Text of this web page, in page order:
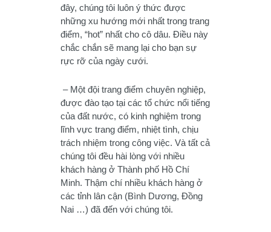
đây, chúng tôi luôn ý thức được
những xu hướng mới nhất trong trang
điểm, “hot” nhất cho cô dâu. Điều này
chắc chắn sẽ mang lại cho bạn sự
rực rỡ của ngày cưới.
– Một đội trang điểm chuyên nghiệp,
được đào tạo tại các tổ chức nổi tiếng
của đất nước, có kinh nghiệm trong
lĩnh vực trang điểm, nhiệt tình, chịu
trách nhiệm trong công việc. Và tất cả
chúng tôi đều hài lòng với nhiều
khách hàng ở Thành phố Hồ Chí
Minh. Thậm chí nhiều khách hàng ở
các tỉnh lân cận (Bình Dương, Đồng
Nai …) đã đến với chúng tôi.